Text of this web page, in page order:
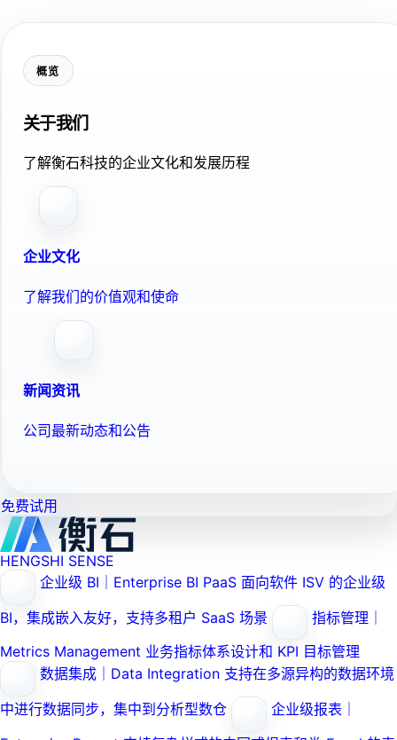
概览
关于我们
了解衡石科技的企业文化和发展历程
企业文化
了解我们的价值观和使命
新闻资讯
公司最新动态和公告
免费试用
HENGSHI SENSE
企业级 BI｜Enterprise BI PaaS 面向软件 ISV 的企业级
BI，集成嵌入友好，支持多租户 SaaS 场景
指标管理｜
Metrics Management 业务指标体系设计和 KPI 目标管理
数据集成｜Data Integration 支持在多源异构的数据环境
中进行数据同步，集中到分析型数仓
企业级报表｜